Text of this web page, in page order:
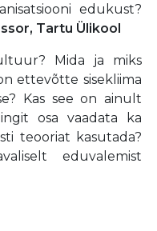
edukust?
Tartu Ülikool
Mida ja miks
ettevõtte sisekliima
Kas see on ainult
osa vaadata ka
teooriat kasutada?
eduvalemist